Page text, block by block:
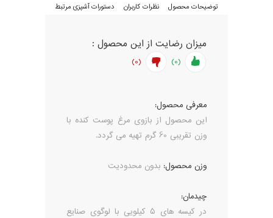
توضیحات محصول نظرات کاربران دستورات آشپزی مرتبط
میزان رضایت از این محصول :
(0)
(0)
معرفی محصول:
این محصول از بازوی مرغ پوست کنده با
وزن تقریبی 60 گرم تهیه می گردد.
وزن محصول: بدون محدودیت
چیدمان:
در کیسه های 5 کیلویی با لوگوی صنایع